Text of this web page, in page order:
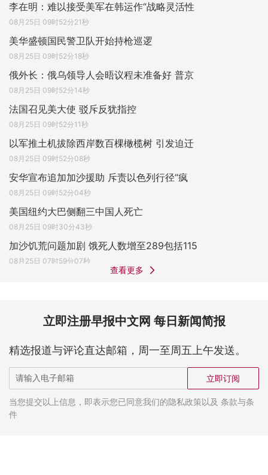
李在明：难以接受美军在韩运作“战略灵活性
08月25日 09时52分21秒
美华盛顿国民警卫队开始持枪巡逻
08月25日 09时52分18秒
俄外长：俄乌领导人会晤议程未准备好 普京
08月25日 09时52分14秒
法国召见美大使 驳斥反犹指控
08月25日 09时52分11秒
以军推土机拔除西岸数百棵橄榄树 引发迫迁
08月25日 09时52分08秒
安华宣布追加加沙援助 斥责以色列行径“疯
08月25日 09时52分04秒
美国纽约大巴侧翻三中国人死亡
08月25日 09时30分43秒
加沙饥荒问题加剧 饿死人数增至289包括115
08月25日 07时59分07秒
查看更多
立即注册早报中文网 每日新闻简报
精选报道与评论直达邮箱，周一至周五上午发送。
立即订阅
当您提交以上信息，即表示您已同意我们的隐私政策以及 条款与条
件